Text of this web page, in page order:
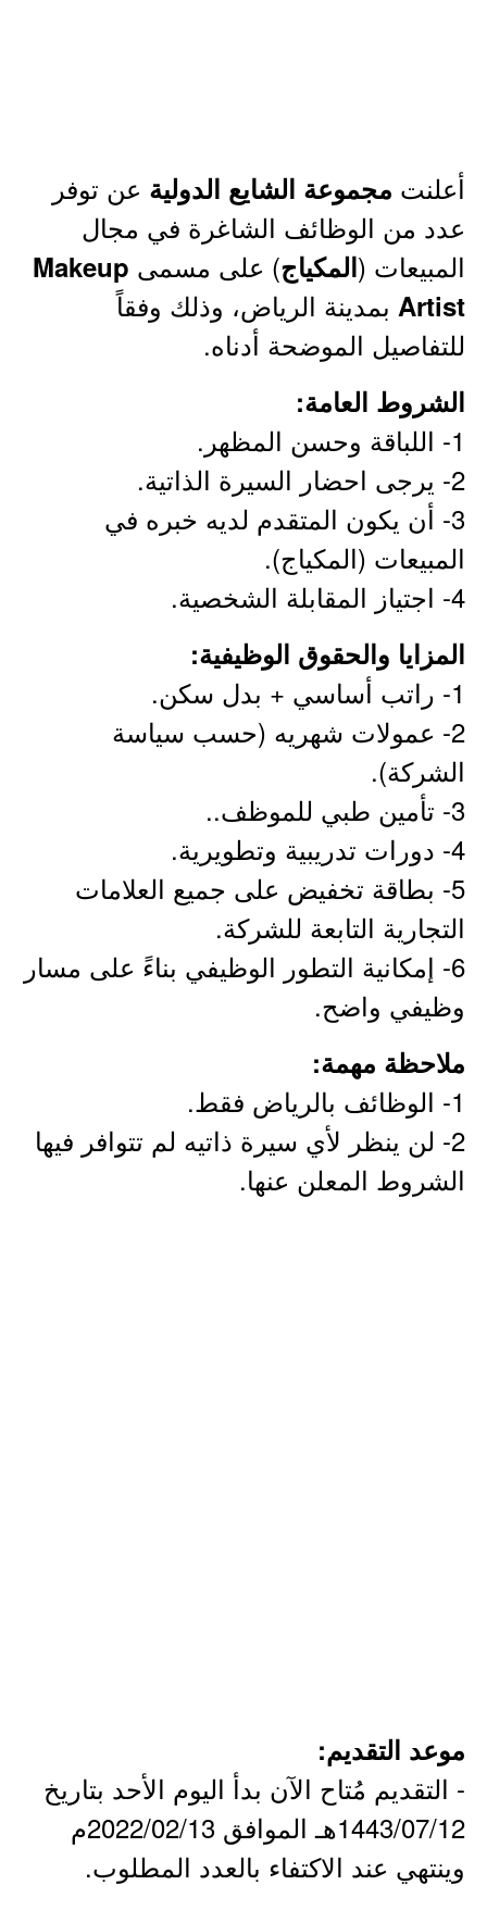
أعلنت مجموعة الشايع الدولية عن توفر
عدد من الوظائف الشاغرة في مجال
المبيعات (المكياج) على مسمى Makeup
Artist بمدينة الرياض، وذلك وفقاً
للتفاصيل الموضحة أدناه.
الشروط العامة:
1- اللباقة وحسن المظهر.
2- يرجى احضار السيرة الذاتية.
3- أن يكون المتقدم لديه خبره في
المبيعات (المكياج).
4- اجتياز المقابلة الشخصية.
المزايا والحقوق الوظيفية:
1- راتب أساسي + بدل سكن.
2- عمولات شهريه (حسب سياسة
الشركة).
3- تأمين طبي للموظف..
4- دورات تدريبية وتطويرية.
5- بطاقة تخفيض على جميع العلامات
التجارية التابعة للشركة.
6- إمكانية التطور الوظيفي بناءً على مسار
وظيفي واضح.
ملاحظة مهمة:
1- الوظائف بالرياض فقط.
2- لن ينظر لأي سيرة ذاتيه لم تتوافر فيها
الشروط المعلن عنها.
موعد التقديم:
- التقديم مُتاح الآن بدأ اليوم الأحد بتاريخ
1443/07/12هـ الموافق 2022/02/13م
وينتهي عند الاكتفاء بالعدد المطلوب.